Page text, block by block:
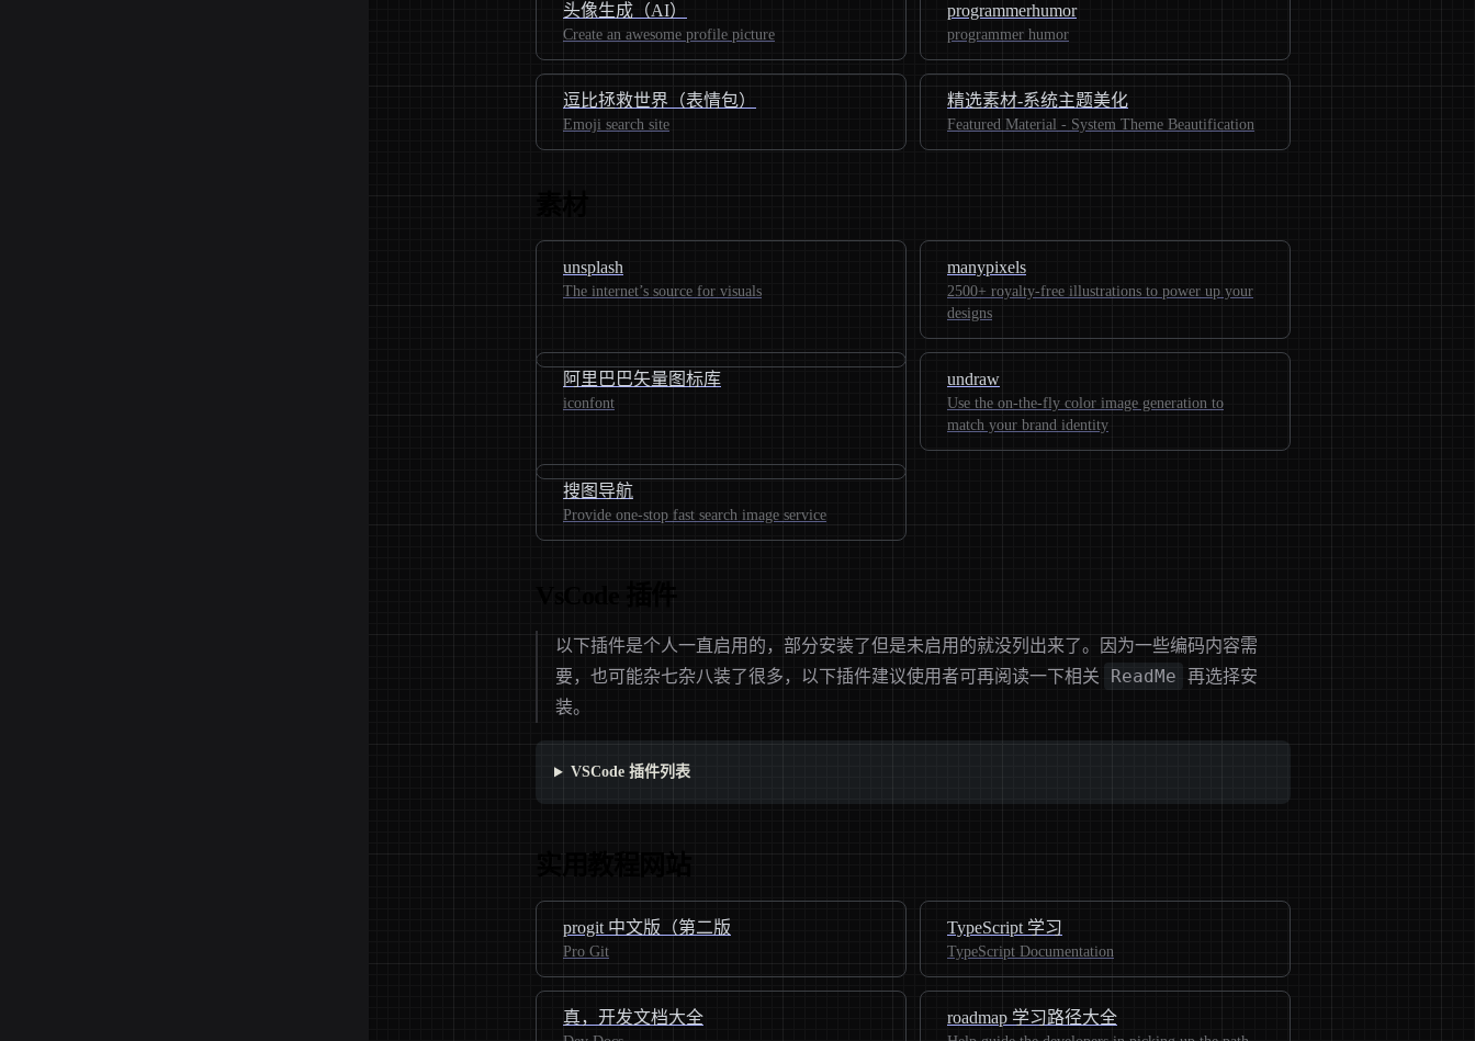
头像生成（AI）
Create an awesome profile picture
programmerhumor
programmer humor
逗比拯救世界（表情包）
Emoji search site
精选素材-系统主题美化
Featured Material - System Theme Beautification
素材
unsplash
The internet’s source for visuals
manypixels
2500+ royalty-free illustrations to power up your
designs
阿里巴巴矢量图标库
iconfont
undraw
Use the on-the-fly color image generation to
match your brand identity
搜图导航
Provide one-stop fast search image service
VsCode 插件
以下插件是个人一直启用的，部分安装了但是未启用的就没列出来了。因为一些编码内容需
要，也可能杂七杂八装了很多，以下插件建议使用者可再阅读一下相关
ReadMe
再选择安
装。
VSCode 插件列表
实用教程网站
progit 中文版（第二版
Pro Git
TypeScript 学习
TypeScript Documentation
真，开发文档大全 roadmap 学习路径大全